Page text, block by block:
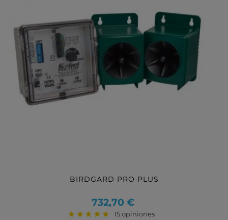
BIRDGARD PRO PLUS
Precio
732,70 €
15 opiniones